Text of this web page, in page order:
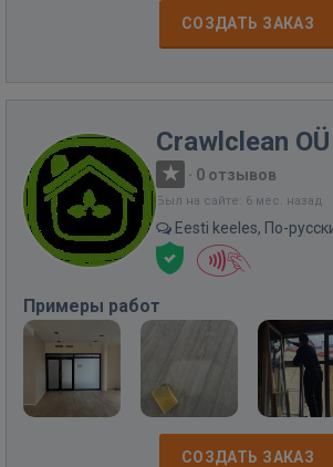
СОЗДАТЬ ЗАКАЗ
Crawlclean OÜ
· 0 отзывов
Был на сайте: 6 мес. назад
Eesti keeles, По-
Примеры работ
СОЗДАТЬ ЗАКАЗ